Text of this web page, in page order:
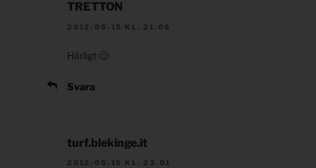
TRETTON
2012-05-15 KL. 21.06
Härligt 🙂
Svara
turf.blekinge.it
2012-05-15 KL. 23.01